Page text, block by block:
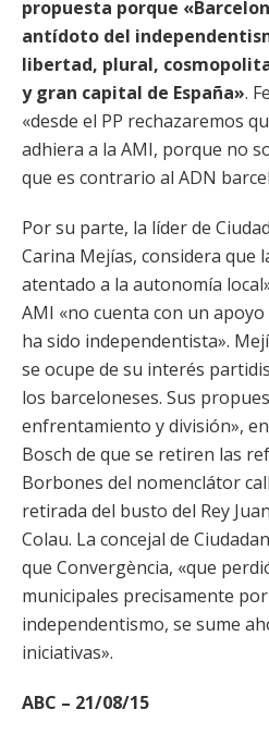
propuesta porque
antídoto del
libertad, plural,
y gran capital de España».
«desde el PP rechazaremos
adhiera a la AMI, porque no
que es contrario al ADN
Por su parte, la líder de
Carina Mejías, considera que
atentado a la autonomía
AMI «no cuenta con un
ha sido independentista».
se ocupe de su interés
los barceloneses. Sus
enfrentamiento y división»,
Bosch de que se retiren las
Borbones del nomenclátor
retirada del busto del Rey
Colau. La concejal de
que Convergència, «que
municipales precisamente
independentismo, se sume
iniciativas».
ABC – 21/08/15